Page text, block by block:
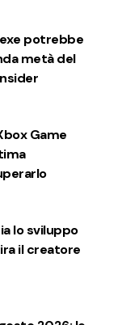
potrebbe
metà del
Game
lo sviluppo
il creatore